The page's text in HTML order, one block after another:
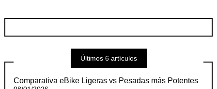
Últimos 6 artículos
Comparativa eBike Ligeras vs Pesadas más Potentes